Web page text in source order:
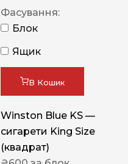
Фасування:
Блок
Ящик
В Кошик
Winston Blue KS —
сигарети King Size
(квадрат)